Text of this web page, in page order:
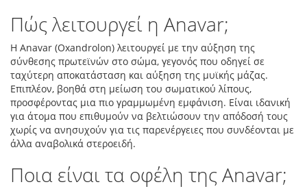
Πώς λειτουργεί η Anavar;
Η Anavar (Oxandrolon) λειτουργεί με την αύξηση της
σύνθεσης πρωτεϊνών στο σώμα, γεγονός που οδηγεί σε
ταχύτερη αποκατάσταση και αύξηση της μυϊκής μάζας.
Επιπλέον, βοηθά στη μείωση του σωματικού λίπους,
προσφέροντας μια πιο γραμμωμένη εμφάνιση. Είναι ιδανική
για άτομα που επιθυμούν να βελτιώσουν την απόδοσή τους
χωρίς να ανησυχούν για τις παρενέργειες που συνδέονται με
άλλα αναβολικά στεροειδή.
Ποια είναι τα οφέλη της Anavar;